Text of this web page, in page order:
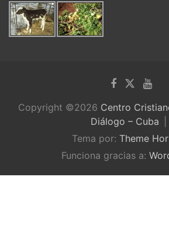
Copyright ©2026 Centro
Diálogo – Cuba
Tema por: Theme
Funciona gracias a: